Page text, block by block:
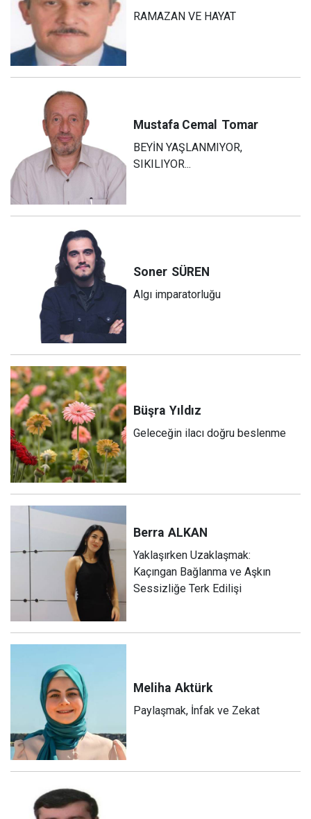
RAMAZAN VE HAYAT
Mustafa Cemal Tomar
BEYİN YAŞLANMIYOR,
SIKILIYOR...
Soner SÜREN
Algı imparatorluğu
Büşra Yıldız
Geleceğin ilacı doğru beslenme
Berra ALKAN
Yaklaşırken Uzaklaşmak:
Kaçıngan Bağlanma ve Aşkın
Sessizliğe Terk Edilişi
Meliha Aktürk
Paylaşmak, İnfak ve Zekat